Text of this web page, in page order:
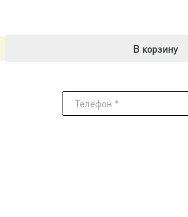
В корзину